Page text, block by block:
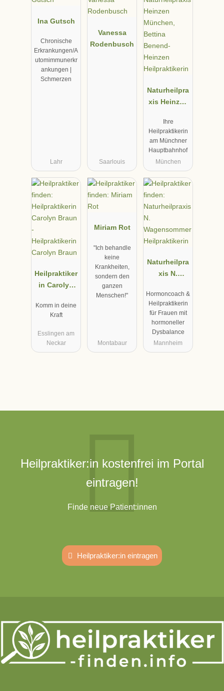
Ina Gutsch
Chronische
Erkrankungen/A
utomimmunerkr
ankungen |
Schmerzen
Lahr
Vanessa
Rodenbusch
Saarlouis
Naturheilpra
xis Heinzen
Bettina
Benend-
Heinzen
Heilpraktiker
in
Ihre
Heilpraktikerin
am Münchner
Hauptbahnhof
München
Heilpraktiker
in Carolyn
Komm in deine
Kraft
Esslingen am
Neckar
Miriam Rot
"Ich behandle
keine
Krankheiten,
sondern den
ganzen
Menschen!"
Montabaur
Naturheilpra
xis N.
er
Heilpraktiker
in
Hormoncoach &
Heilpraktikerin
für Frauen mit
hormoneller
Dysbalance
Mannheim
Heilpraktiker:in kostenfrei im Portal
eintragen!
Finde neue Patient:innen
Heilpraktiker:in eintragen